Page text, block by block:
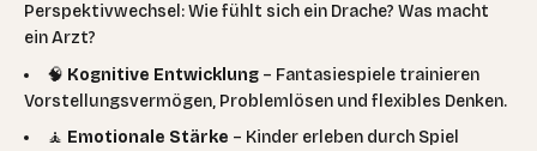
Perspektivwechsel: Wie fühlt sich ein Drache? Was macht
ein Arzt?
🧠 Kognitive Entwicklung – Fantasiespiele trainieren
Vorstellungsvermögen, Problemlösen und flexibles Denken.
🧘 Emotionale Stärke – Kinder erleben durch Spiel